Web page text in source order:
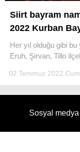
NÖBETÇI
Siirt bayram
2022 Kurban
Her yıl olduğu gibi
Eruh, Şirvan, Tillo
02 Temmuz 2022
Sosyal medya